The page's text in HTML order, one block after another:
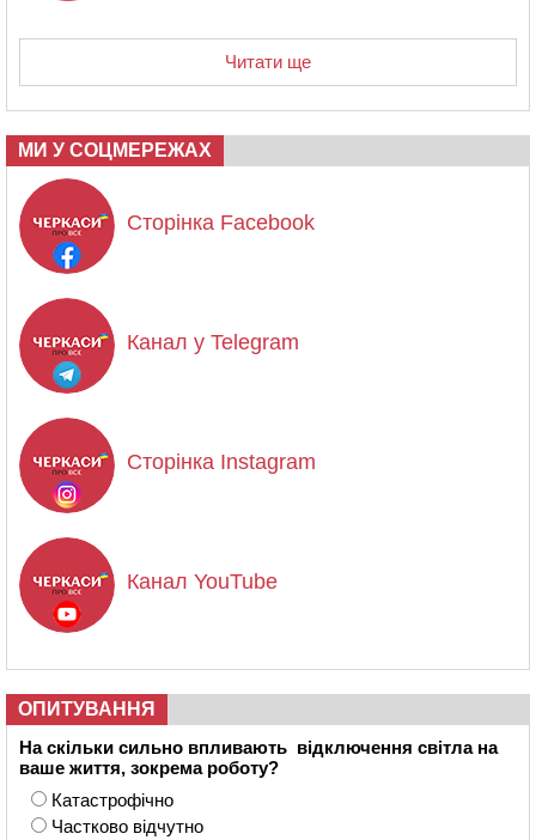
Читати ще
МИ У СОЦМЕРЕЖАХ
Сторінка Facebook
Канал у Telegram
Сторінка Instagram
Канал YouTube
ОПИТУВАННЯ
На скільки сильно впливають відключення світла на
ваше життя, зокрема роботу?
Катастрофічно
Частково відчутно